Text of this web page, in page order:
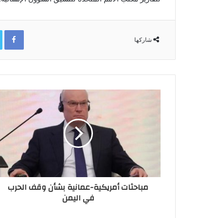
شاركها
مباحثات أمريكية-عمانية بشأن وقف الحرب
في اليمن